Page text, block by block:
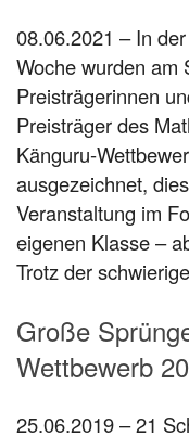
08.06.2021 – In
Woche wurden am
Preisträgerinnen
Preisträger des
Känguru-
ausgezeichnet,
Veranstaltung im
eigenen Klasse –
Trotz der
Große
Wettbewerb
25.06.2019 – 21